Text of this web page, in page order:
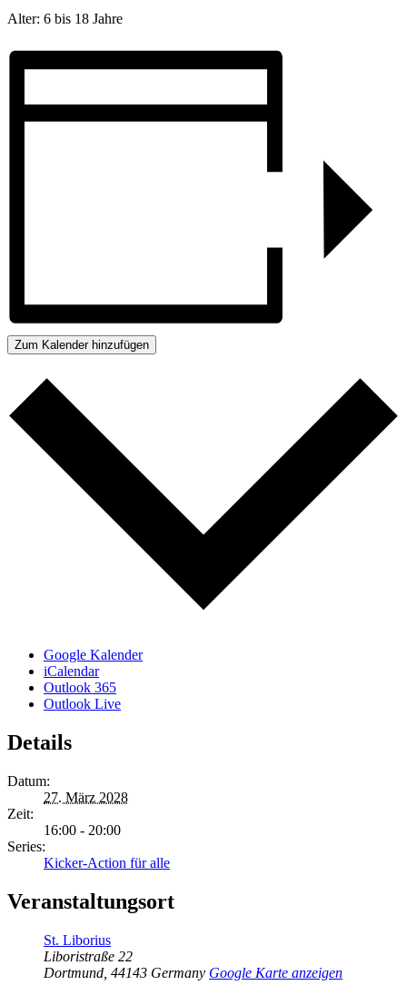
Alter: 6 bis 18 Jahre
Zum Kalender hinzufügen
Google Kalender
iCalendar
Outlook 365
Outlook Live
Details
Datum:
27. März 2028
Zeit:
16:00 - 20:00
Series:
Kicker-Action für alle
Veranstaltungsort
St. Liborius
Liboristraße 22
Dortmund 44143 Germany Google Karte anzeigen